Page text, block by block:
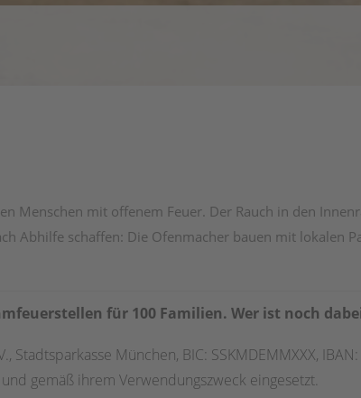
Menschen mit offenem Feuer. Der Rauch in den
Abhilfe schaffen: Die Ofenmacher bauen mit lokalen
für 100 Familien. Wer ist noch
München, BIC: SSKMDEMMXXX,
gemäß ihrem Verwendungszweck eingesetzt.